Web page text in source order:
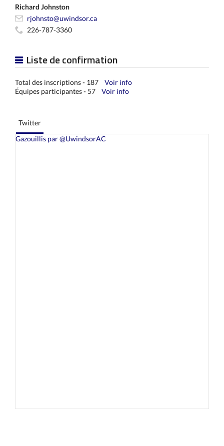
Richard Johnston
rjohnsto@uwindsor.ca
226-787-3360
Liste de confirmation
Total des inscriptions - 187 Voir info
Équipes participantes - 57 Voir info
Twitter
Gazouillis par @UwindsorAC